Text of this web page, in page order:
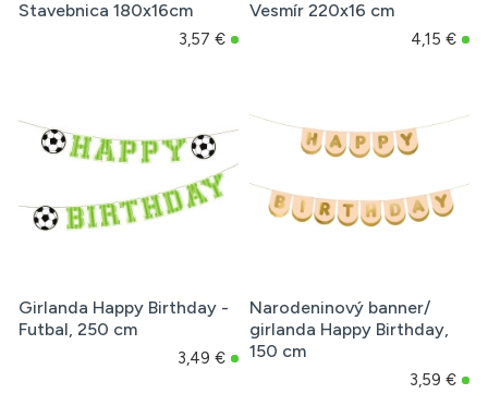
Stavebnica 180x16cm
3,57 €
Vesmír 220x16 cm
4,15 €
Girlanda Happy Birthday -
Futbal, 250 cm
3,49 €
Narodeninový banner/
girlanda Happy Birthday,
150 cm
3,59 €